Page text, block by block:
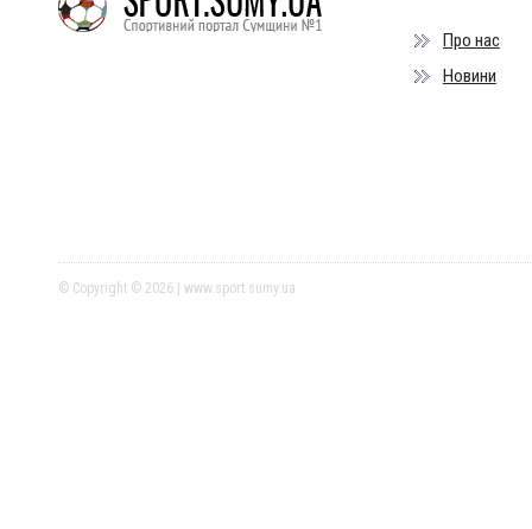
Про нас
Новини
© Copyright © 2026 | www.sport.sumy.ua